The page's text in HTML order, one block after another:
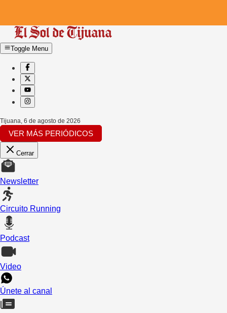
Toggle Menu
Tijuana 6 de agosto de 2026
VER MÁS PERIÓDICOS
Cerrar
Newsletter
Circuito Running
Podcast
Video
Únete al canal